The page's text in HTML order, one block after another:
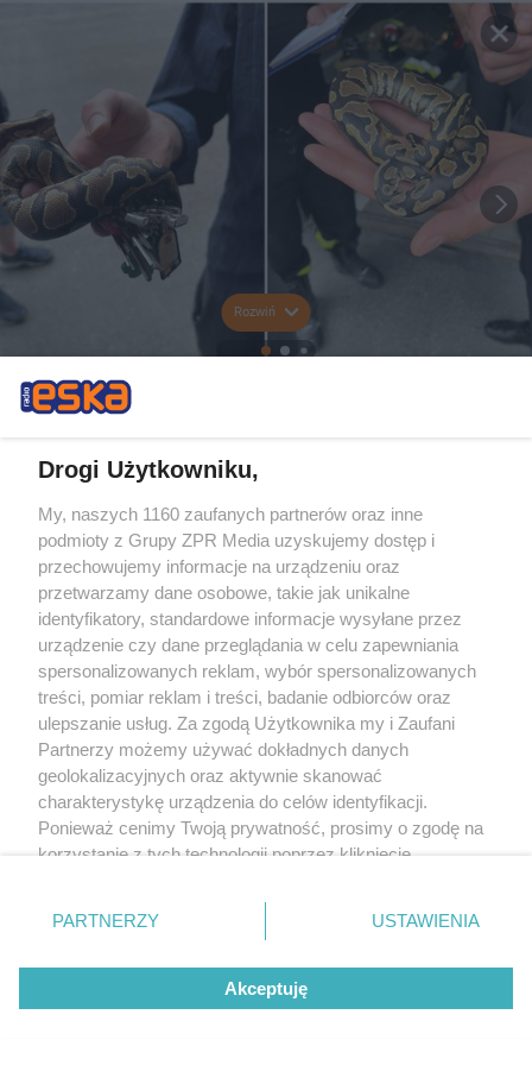
Rozwiń
Drogi Użytkowniku,
My, naszych 1160 zaufanych partnerów oraz inne
podmioty z Grupy ZPR Media uzyskujemy dostęp i
przechowujemy informacje na urządzeniu oraz
przetwarzamy dane osobowe, takie jak unikalne
identyfikatory, standardowe informacje wysyłane przez
urządzenie czy dane przeglądania w celu zapewniania
spersonalizowanych reklam, wybór spersonalizowanych
treści, pomiar reklam i treści, badanie odbiorców oraz
ulepszanie usług. Za zgodą Użytkownika my i Zaufani
Partnerzy możemy używać dokładnych danych
geolokalizacyjnych oraz aktywnie skanować
charakterystykę urządzenia do celów identyfikacji.
Ponieważ cenimy Twoją prywatność, prosimy o zgodę na
korzystanie z tych technologii poprzez kliknięcie
zmienić/wycofać klikając przycisk ustawień prywatności
znajdujący się w lewym dolnym rogu strony
rodzaje przetwarzania danych nie wymagają zgody
użytkownika, ale masz prawo sprzeciwić się takiemu
przetwarzaniu. Preferencje będą miały zastosowanie tylko
PARTNERZY USTAWIENIA
Akceptuję